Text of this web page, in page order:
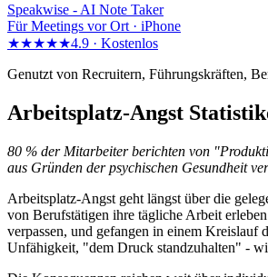
Speakwise - AI Note Taker
Für Meetings vor Ort · iPhone
★★★★★4.9 · Kostenlos
Genutzt von Recruitern, Führungskräften,
Arbeitsplatz-Angst
80 % der Mitarbeiter berichten von
aus Gründen der psychischen Gesundheit
Arbeitsplatz-Angst geht längst über die
von Berufstätigen ihre tägliche Arbeit
verpassen, und gefangen in einem Kreislauf
Unfähigkeit, "dem Druck standzuhalten" -